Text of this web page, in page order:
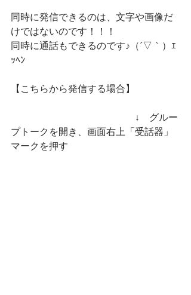
同時に発信できるのは、文字や画像だ
けではないのです！！！
同時に通話もできるのです♪（´▽｀）ｴ
ｯﾍﾝ
【こちらから発信する場合】
↓　グルー
プトークを開き、画面右上「受話器」
マークを押す